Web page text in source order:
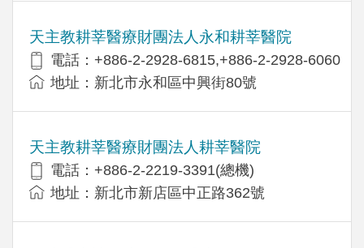
天主教耕莘醫療財團法人永和耕莘醫院
電話：+886-2-2928-6815,+886-2-2928-6060
地址：新北市永和區中興街80號
天主教耕莘醫療財團法人耕莘醫院
電話：+886-2-2219-3391(總機)
地址：新北市新店區中正路362號